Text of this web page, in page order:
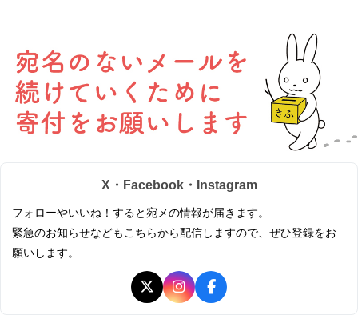
X・Facebook・Instagram
フォローやいいね！すると宛メの情報が届きます。
緊急のお知らせなどもこちらから配信しますので、ぜひ登録をお
願いします。